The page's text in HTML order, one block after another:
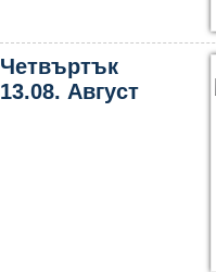
Четвъртък
13.08. Август